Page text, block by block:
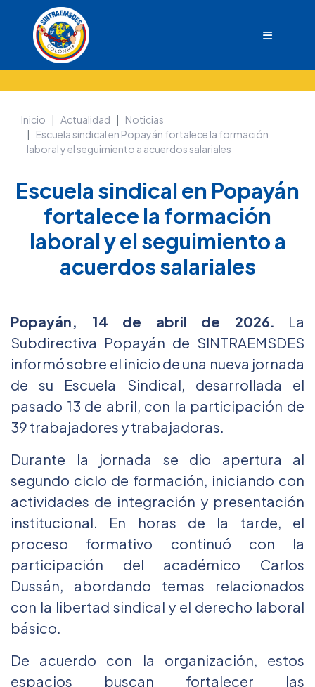
Inicio Actualidad
Noticias
Escuela sindical en Popayán fortalece la formación
laboral y el seguimiento a acuerdos salariales
Escuela sindical en Popayán
fortalece la formación
laboral y el seguimiento a
acuerdos salariales
Popayán, 14 de abril de 2026. La
Subdirectiva Popayán de SINTRAEMSDES
informó sobre el inicio de una nueva jornada
de su Escuela Sindical, desarrollada el
pasado 13 de abril, con la participación de
39 trabajadores y trabajadoras.
Durante la jornada se dio apertura al
segundo ciclo de formación, iniciando con
actividades de integración y presentación
institucional. En horas de la tarde, el
proceso formativo continuó con la
participación del académico Carlos
Dussán, abordando temas relacionados
con la libertad sindical y el derecho laboral
básico.
De acuerdo con la organización, estos
espacios buscan fortalecer las